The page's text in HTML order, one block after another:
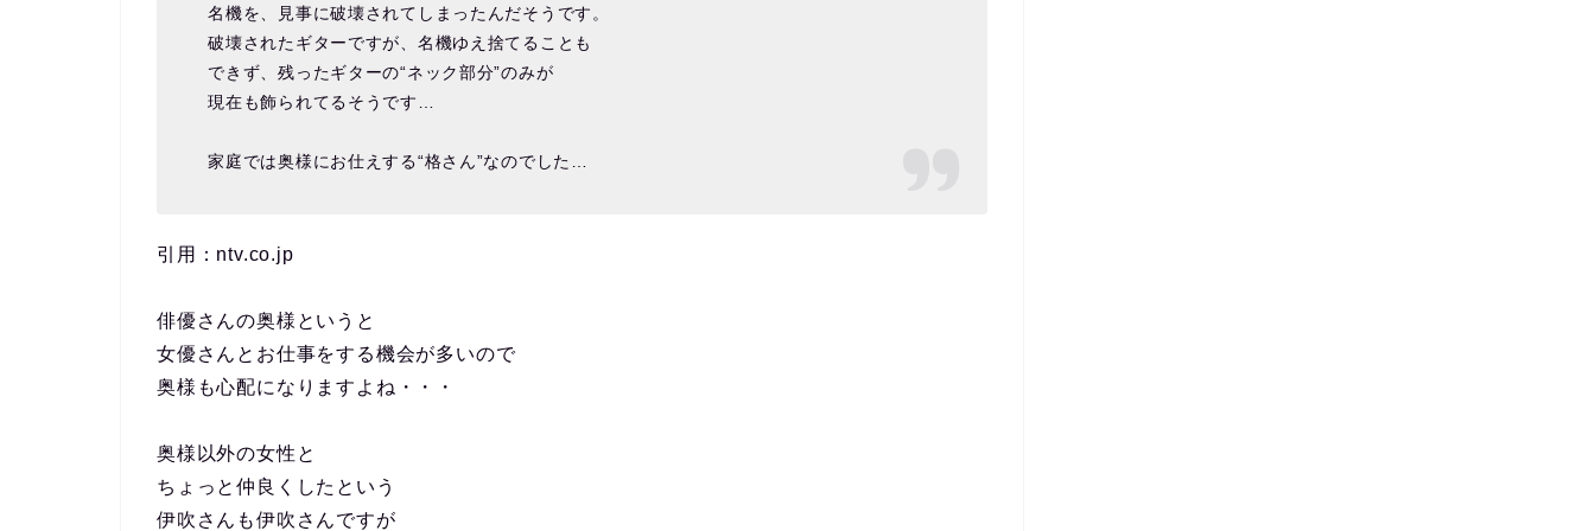
名機を、見事に破壊されてしまったんだそうです。
破壊されたギターですが、名機ゆえ捨てることも
できず、残ったギターの“ネック部分”のみが
現在も飾られてるそうです…
家庭では奥様にお仕えする“格さん”なのでした…
引用：ntv.co.jp
俳優さんの奥様というと
女優さんとお仕事をする機会が多いので
奥様も心配になりますよね・・・
奥様以外の女性と
ちょっと仲良くしたという
伊吹さんも伊吹さんですが